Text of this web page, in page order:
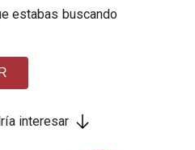
estabas buscando
interesar